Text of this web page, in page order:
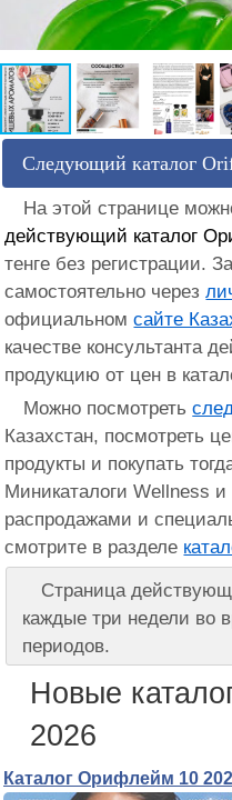
Следующий каталог
На этой странице
действующий каталог
тенге без регистрации.
самостоятельно через
официальномсайте
качестве консультанта
продукцию от цен в
Можно посмотреть
Казахстан, посмотреть
продукты и покупать
Миникаталоги Wellness и
распродажами и
смотрите в разделе
Страница
каждые три недели во
периодов.
Новые
2026
Каталог Орифлейм 10